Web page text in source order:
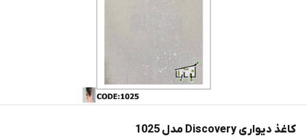
کاغذ دیواری Discovery مدل 1025